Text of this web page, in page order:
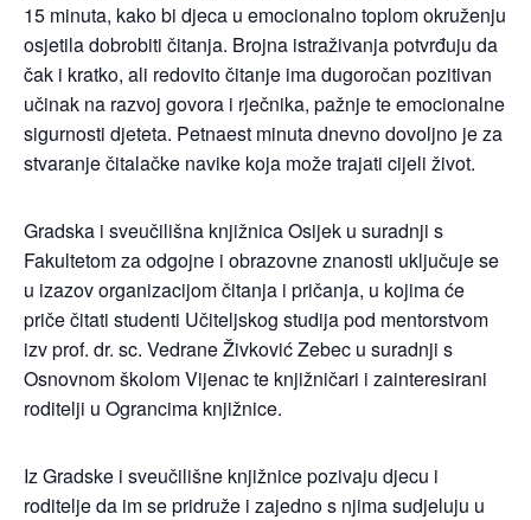
15 minuta, kako bi djeca u emocionalno toplom okruženju
osjetila dobrobiti čitanja. Brojna istraživanja potvrđuju da
čak i kratko, ali redovito čitanje ima dugoročan pozitivan
učinak na razvoj govora i rječnika, pažnje te emocionalne
sigurnosti djeteta. Petnaest minuta dnevno dovoljno je za
stvaranje čitalačke navike koja može trajati cijeli život.
Gradska i sveučilišna knjižnica Osijek u suradnji s
Fakultetom za odgojne i obrazovne znanosti uključuje se
u izazov organizacijom čitanja i pričanja, u kojima će
priče čitati studenti Učiteljskog studija pod mentorstvom
izv prof. dr. sc. Vedrane Živković Zebec u suradnji s
Osnovnom školom Vijenac te knjižničari i zainteresirani
roditelji u Ograncima knjižnice.
Iz Gradske i sveučilišne knjižnice pozivaju djecu i
roditelje da im se pridruže i zajedno s njima sudjeluju u